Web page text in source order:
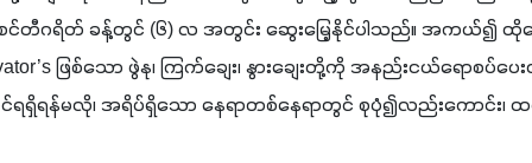
စင်တီဂရိတ် ခန့်တွင် (၆) လ အတွင်း ဆွေးမြေ့နိုင်ပါသည်။ အကယ်၍ ထိုဆွ
ဖြစ်သော ဖွဲနု၊ ကြက်ချေး၊ နွားချေးတို့ကို အနည်းငယ်ရောစပ်
ရှိရန်မလို၊ အရိပ်ရှိသော နေရာတစ်နေရာတွင် စုပုံ၍လည်းကောင်း၊